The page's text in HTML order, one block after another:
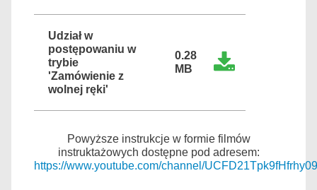
Udział w
postępowaniu w
trybie
'Zamówienie z
wolnej ręki'
0.28
MB
Powyższe instrukcje w formie filmów
instruktażowych dostępne pod adresem:
https://www.youtube.com/channel/